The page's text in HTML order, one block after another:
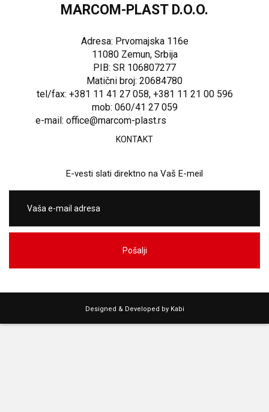
MARCOM-PLAST D.O.O.
Adresa: Prvomajska 116e
11080 Zemun, Srbija
PIB: SR 106807277
Matični broj: 20684780
tel/fax: +381 11 41 27 058, +381 11 21 00 596
mob: 060/41 27 059
e-mail: office@marcom-plast.rs
KONTAKT
E-vesti slati direktno na Vaš E-meil
Pošalji
Designed & Developed by Kabi